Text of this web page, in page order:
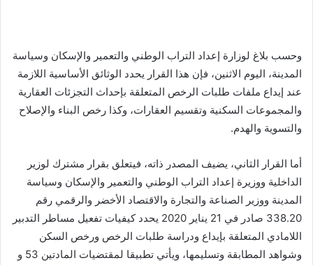
وحسب بلاغ لوزارة إعداد التراب الوطني والتعمير والإسكان وسياسة
المدينة، اليوم الاثنين، فإن هذا القرار يحدد الوثائق الأساسية اللازمة
عند إيداع ملفات طلبات الرخص المتعلقة بإحداث التجزئات العقارية
والمجموعات السكنية وتقسيم العقارات، وكذا رخص البناء والإصلاح
والتسوية والهدم.
أما القرار الثاني، يضيف المصدر ذاته، فيتعلق بقرار مشترك لوزير
الداخلية ووزيرة إعداد التراب الوطني والتعمير والإسكان وسياسة
المدينة ووزير الصناعة والتجارة والاقتصاد الأخضر والرقمي رقم
338.20 صادر في 21 يناير 2020 يحدد كيفيات تفعيل مساطر التدبير
اللامادي المتعلقة بإيداع ودراسة طلبات الرخص ورخص السكن
وشواهد المطابقة وتسليمها، ويأتي تطبيقا لمقتضيات المادتين 53 و